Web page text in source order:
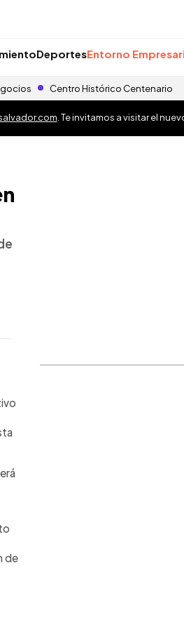
DeportesEntorno
Centro Histórico Centenario
. Te invitamos a visitar el
de